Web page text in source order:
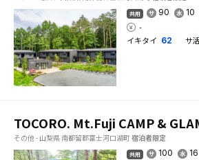
共用 90 10
-
イキタイ 62 サ活
TOCORO. Mt.Fuji CAMP &
その他 - 山梨県 南都留郡富士河口湖町宿泊者限定
共用 100 16